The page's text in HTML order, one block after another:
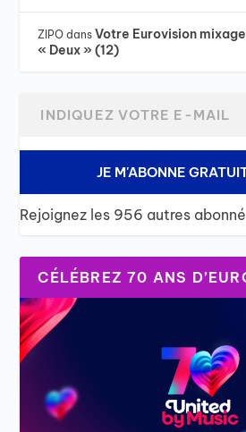
ZIPO dansVotre Eurovision
« Deux » (12)
JE M'ABONNE
Rejoignez les 956 autres
CÉLÉBREZ 70 ANS